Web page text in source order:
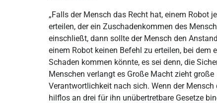
„Falls der Mensch das Recht hat, einem Robot
erteilen, der ein Zuschadenkommen des
einschließt, dann sollte der Mensch den
einem Robot keinen Befehl zu erteilen, bei dem
Schaden kommen könnte, es sei denn, die
Menschen verlangt es Große Macht zieht große
Verantwortlichkeit nach sich. Wenn der Mensch
hilflos an drei für ihn unübertretbare Gesetze